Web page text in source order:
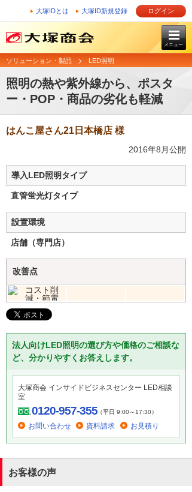
大塚IDとは 大塚ID新規登録 ログイン
メニュー
ソリューション・製品 LED照明
照明の熱や紫外線から、ポスタ
ー・POP・商品の劣化も軽減
はんこ屋さん21日本橋店 様
2016年8月公開
導入LED照明タイプ
直管蛍光灯タイプ
設置環境
店舗（専門店）
改善点
法人向けLED照明の選び方や価格のご相談な
ど、分かりやすくお答えします。
大塚商会 インサイドビジネスセンター LED相談
室
0120-957-355（平日 9:00～17:30）
お問い合わせ 資料請求 お見積り
お客様の声